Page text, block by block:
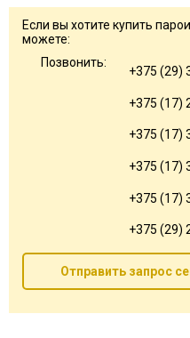
Если вы хотите купить
можете:
Позвонить:
+375 (29)
+375 (17)
+375 (17)
+375 (17)
+375 (17)
+375 (29)
Отправить запрос